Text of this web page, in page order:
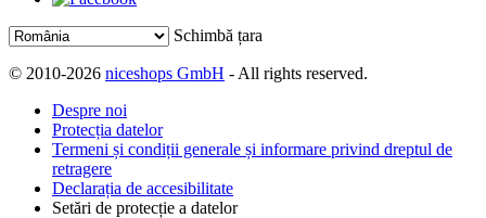
Schimbă țara
© 2010-2026 niceshops GmbH - All rights reserved.
Despre noi
Protecția datelor
Termeni și condiții generale și informare privind dreptul de
retragere
Declarația de accesibilitate
Setări de protecție a datelor